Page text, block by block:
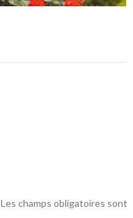
Les champs obligatoires sont